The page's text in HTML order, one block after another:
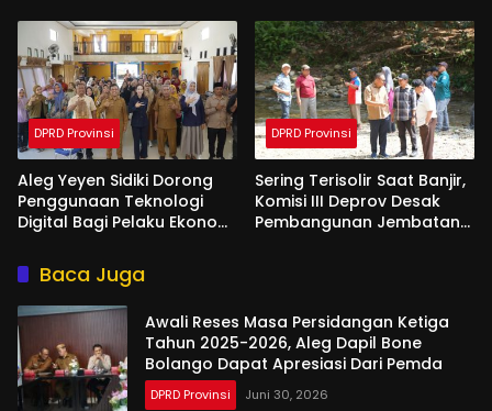
DPRD Provinsi
Aleg Yeyen Sidiki Dorong
Penggunaan Teknologi
Digital Bagi Pelaku Ekonomi
DPRD Provinsi
Sering Terisolir Saat Banjir,
Komisi III Deprov Desak
Pembangunan Jembatan
Baca Juga
Awali Reses Masa Persidangan Ketiga
Tahun 2025-2026, Aleg Dapil Bone
Bolango Dapat Apresiasi Dari Pemda
DPRD Provinsi Juni 30, 2026